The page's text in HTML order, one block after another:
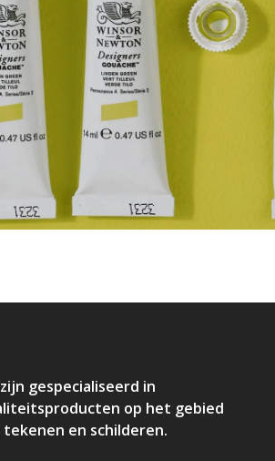
gespecialiseerd in
op het gebied
tekenen en schilderen.